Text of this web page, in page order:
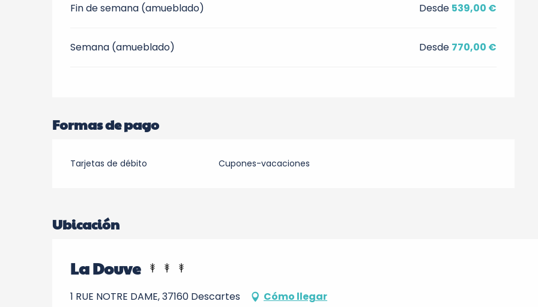
Fin de semana (amueblado) Desde 539,00 €
Semana (amueblado) Desde 770,00 €
Formas de pago
Tarjetas de débito Cupones-vacaciones
Ubicación
La Douve
1 RUE NOTRE DAME, 37160 Descartes Cómo llegar